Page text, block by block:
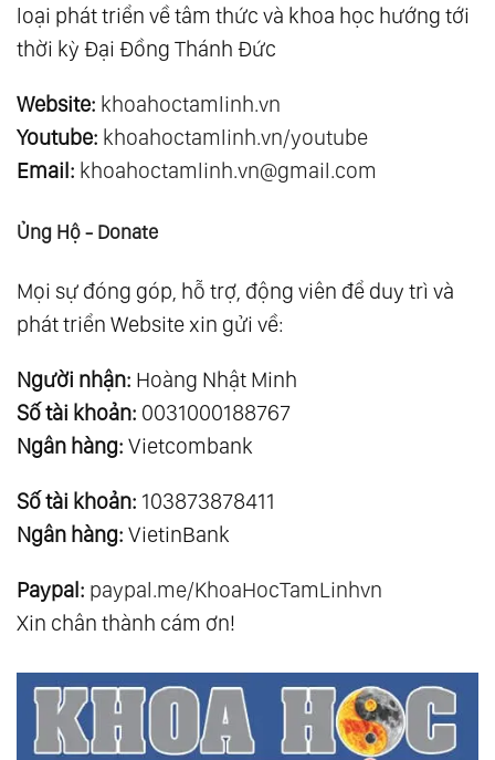
loại phát triển về tâm thức và khoa học hướng tới
thời kỳ Đại Đồng Thánh Đức
Website: khoahoctamlinh.vn
Youtube: khoahoctamlinh.vn/youtube
Email: khoahoctamlinh.vn@gmail.com
Ủng Hộ - Donate
Mọi sự đóng góp, hỗ trợ, động viên để duy trì và
phát triển Website xin gửi về:
Người nhận: Hoàng Nhật Minh
Số tài khoản: 0031000188767
Ngân hàng: Vietcombank
Số tài khoản: 103873878411
Ngân hàng: VietinBank
Paypal: paypal.me/KhoaHocTamLinhvn
Xin chân thành cám ơn!